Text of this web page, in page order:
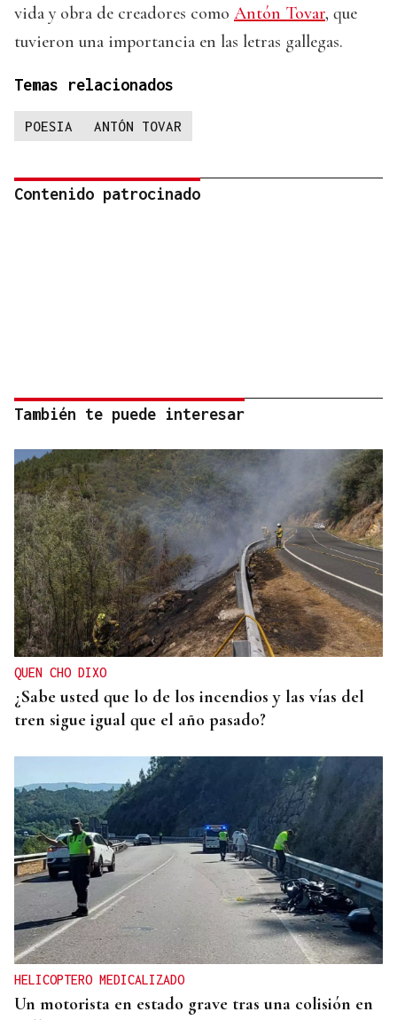
vida y obra de creadores como Antón Tovar, que
tuvieron una importancia en las letras gallegas.
Temas relacionados
POESIA ANTÓN TOVAR
Contenido patrocinado
También te puede interesar
QUEN CHO DIXO
¿Sabe usted que lo de los incendios y las vías del
tren sigue igual que el año pasado?
HELICOPTERO MEDICALIZADO
Un motorista en estado grave tras una colisión en